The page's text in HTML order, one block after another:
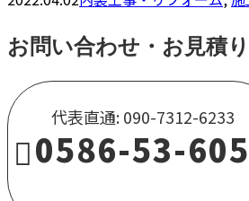
お問い合わせ・お見積り
代表直通: 090-7312-6233
0586-53-